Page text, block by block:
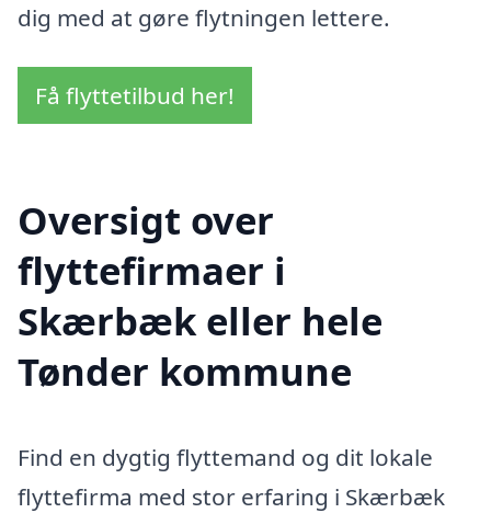
dig med at gøre flytningen lettere.
Få flyttetilbud her!
Oversigt over
flyttefirmaer i
Skærbæk eller hele
Tønder kommune
Find en dygtig flyttemand og dit lokale
flyttefirma med stor erfaring i Skærbæk